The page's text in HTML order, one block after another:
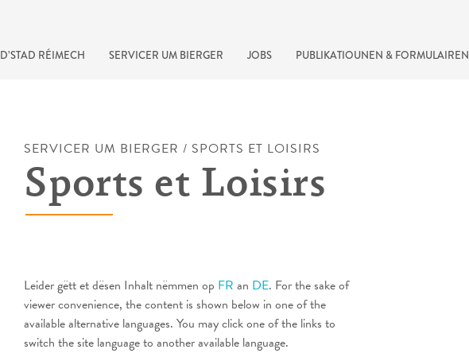
D’STAD RÉIMECH SERVICER UM BIERGER JOBS PUBLIKATIOUNEN & FORMULAIREN
SERVICER UM BIERGER / SPORTS ET LOISIRS
Sports et Loisirs
Leider gëtt et dësen Inhalt nëmmen op FR an DE. For the sake of
viewer convenience, the content is shown below in one of the
available alternative languages. You may click one of the links to
switch the site language to another available language.